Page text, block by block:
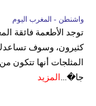
واشنطن - المغرب اليوم
توجد الأطعمة فائقة
كثيرون، وسوف
المثلجات أنها تتكون
جا�... المزيد